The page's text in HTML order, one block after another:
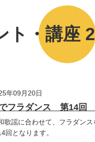
ト・講座
年09月20日
フラダンス 第14回
歌謡に合わせて、フラダンス
回となります。